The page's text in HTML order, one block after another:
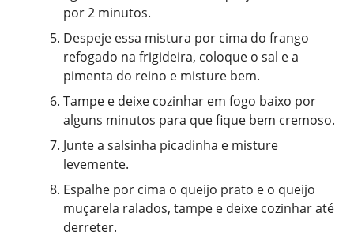
por 2 minutos.
Despeje essa mistura por cima do frango
refogado na frigideira, coloque o sal e a
pimenta do reino e misture bem.
Tampe e deixe cozinhar em fogo baixo por
alguns minutos para que fique bem cremoso.
Junte a salsinha picadinha e misture
levemente.
Espalhe por cima o queijo prato e o queijo
muçarela ralados, tampe e deixe cozinhar até
derreter.